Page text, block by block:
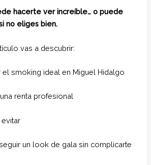
hacerte ver increíble… o puede
no eliges bien.
vas a descubrir:
el smoking ideal en Miguel Hidalgo
renta profesional
un look de gala sin complicarte